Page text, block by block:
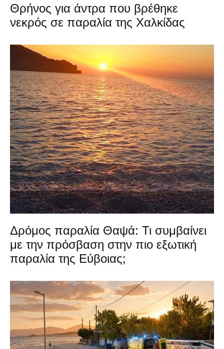
Θρήνος για άντρα που βρέθηκε
νεκρός σε παραλία της Χαλκίδας
Δρόμος παραλία Θαψά: Τι συμβαίνει
με την πρόσβαση στην πιο εξωτική
παραλία της Εύβοιας;